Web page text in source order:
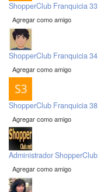
ShopperClub Franquicia 33
Agregar como amigo
ShopperClub Franquicia 34
Agregar como amigo
ShopperClub Franquicia 38
Agregar como amigo
Administrador ShopperClub
Agregar como amigo